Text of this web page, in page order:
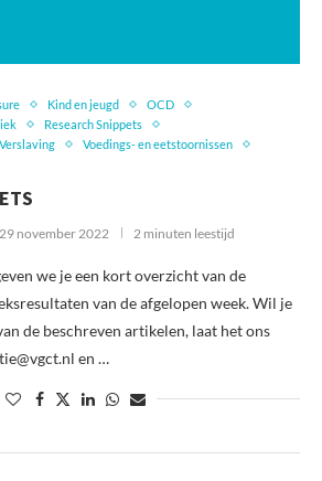
Kind en jeugd
OCD
Research Snippets
Verslaving
Voedings- en eetstoornissen
29 november 2022 2 minuten leestijd
we je een kort overzicht van de
van de afgelopen week. Wil je
de beschreven artikelen, laat het ons
en …